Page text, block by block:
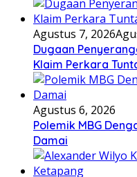
Agustus 7, 2026
Dugaan
Klaim Perkara
Agustus 6, 2026
Polemik MBG
Damai